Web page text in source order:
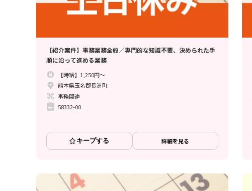
【紹介案件】事務業務全般／専門的な知識不要、決められた手
順に沿って進める業務
【時給】1,250円～
熊本県玉名郡長洲町
事務関連
58332-00
キープする 詳細を見る